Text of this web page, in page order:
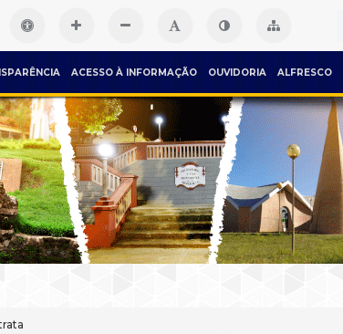
ACESSO À INFORMAÇÃO OUVIDORIA ALFRESCO